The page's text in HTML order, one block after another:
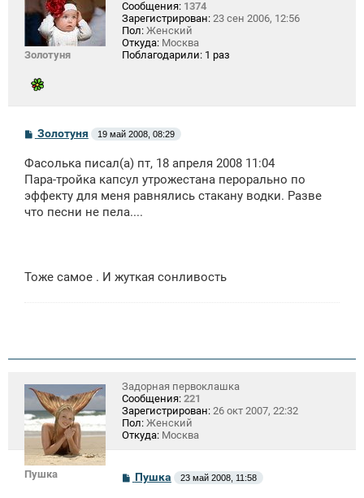
Золотуня
Сообщения: 1374
Зарегистрирован: 23 сен 2006, 12:56
Пол: Женский
Откуда: Москва
Поблагодарили: 1 раз
С
б
щ
е
н
и
Золотуня 19 май 2008, 08:29
Фасолька писал(а) пт, 18 апреля 2008 11:04
Пара-тройка капсул утрожестана перорально по
эффекту для меня равнялись стакану водки. Разве
что песни не пела....
Тоже самое . И жуткая сонливость
Пушка
Задорная первоклашка
Сообщения: 221
Зарегистрирован: 26 окт 2007, 22:32
Пол: Женский
Откуда: Москва
СПушка 23 май 2008, 11:58